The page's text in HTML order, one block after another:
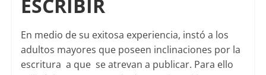
ESCRIBIR
En medio de su exitosa experiencia, instó a los
adultos mayores que poseen inclinaciones por la
escritura a que se atrevan a publicar. Para ello